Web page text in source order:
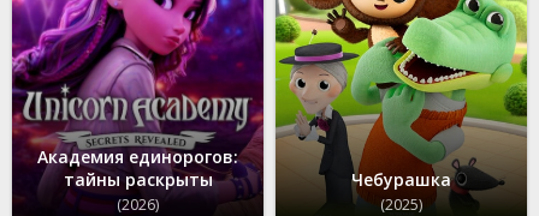
Академия единорогов:
тайны раскрыты
(2026)
Чебурашка
(2025)